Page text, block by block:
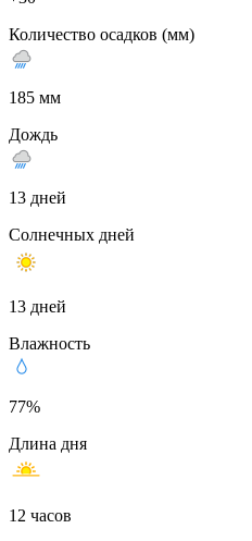
Количество осадков (мм)
185 мм
Дождь
13 дней
Солнечных дней
13 дней
Влажность
77%
Длина дня
12 часов